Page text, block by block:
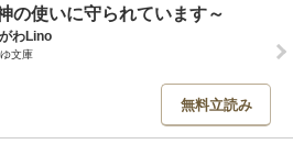
の使いに守られています～
わLino
文庫
無料立読み